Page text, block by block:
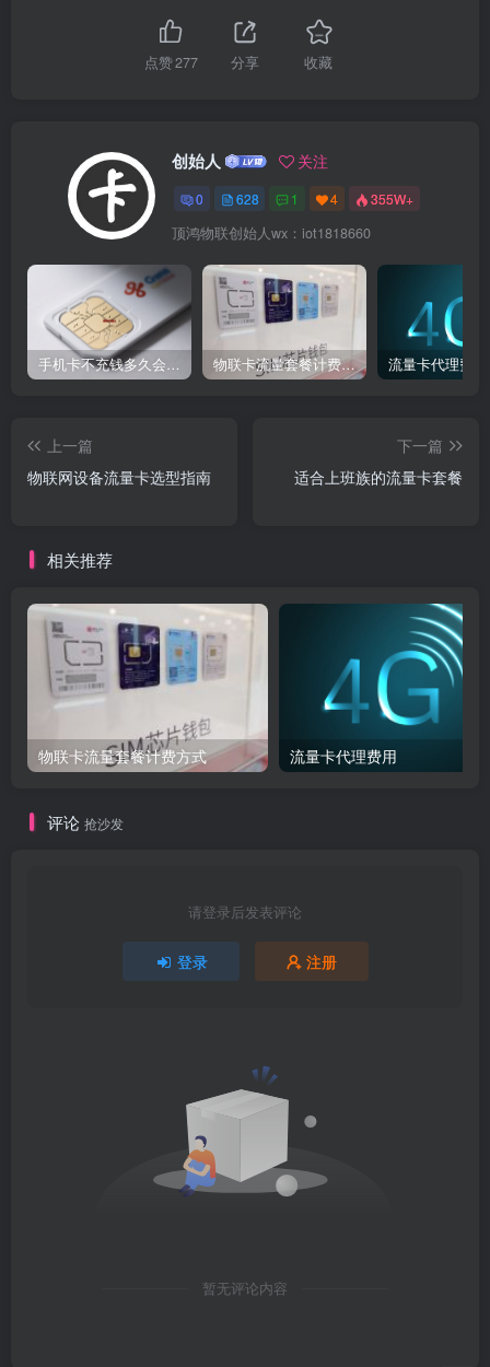
点赞277 分享 收藏
创始人 关注
0 628 1 4 355W+
顶鸿物联创始人wx：iot1818660
手机卡不充钱多久会被自动销户？ 物联卡流量套餐计费方式 流量卡代理费用
上一篇
物联网设备流量卡选型指南​
下一篇
适合上班族的流量卡套餐
相关推荐
物联卡流量套餐计费方式 流量卡代理费用
评论 抢沙发
请登录后发表评论
登录 注册
暂无评论内容